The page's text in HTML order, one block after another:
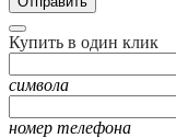
Купить в один клик
символа
номер телефона